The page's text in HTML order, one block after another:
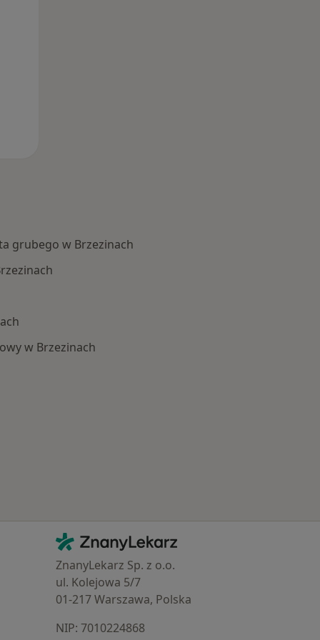
grubego w Brzezinach
w Brzezinach
Kontakt
ZnanyLekarz - Strona główna
ZnanyLekarz Sp. z o.o.
ul. Kolejowa 5/7
01-217 Warszawa, Polska
NIP: ⁠7010224868